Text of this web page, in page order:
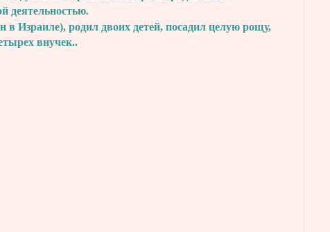
деятельностью.
Израиле), родил двоих детей, посадил целую рощу,
внучек..